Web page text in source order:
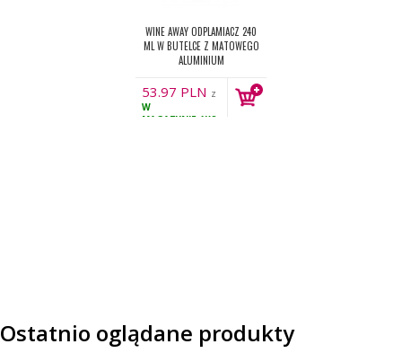
WINE AWAY ODPLAMIACZ 240
ML W BUTELCE Z MATOWEGO
ALUMINIUM
53.97 PLN z
VAT
W
MAGAZYNIE 1KS
Ostatnio oglądane produkty